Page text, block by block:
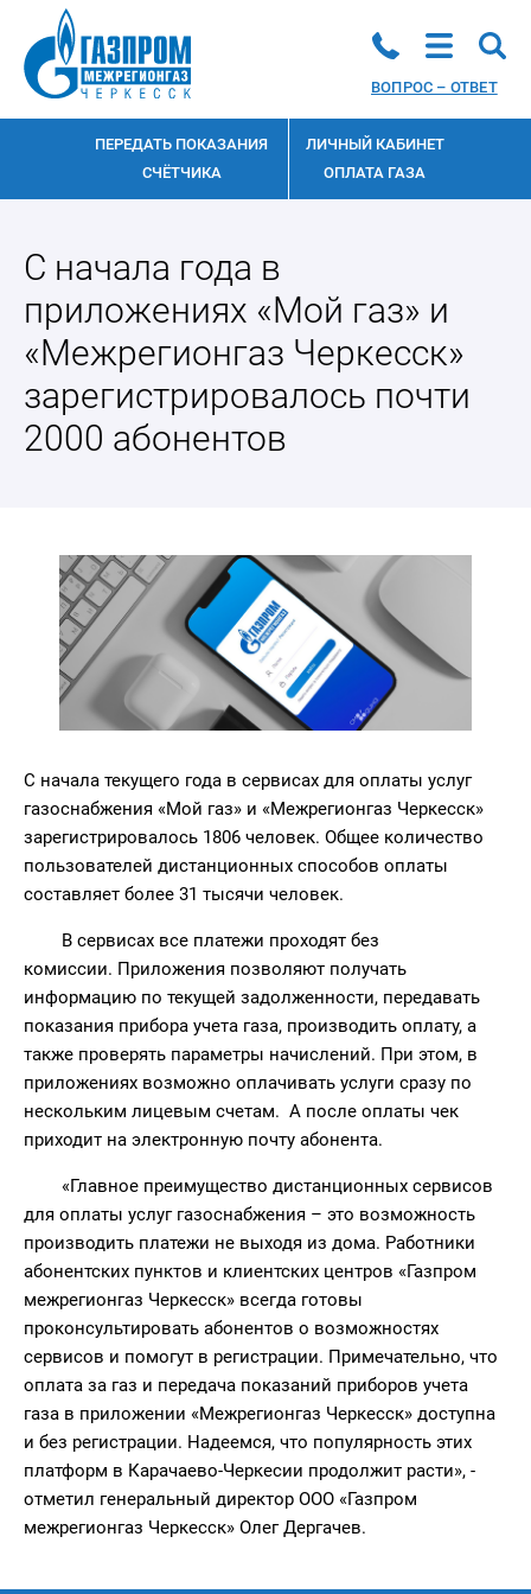
ВОПРОС – ОТВЕТ
ПЕРЕДАТЬ ПОКАЗАНИЯ
СЧЁТЧИКА
ЛИЧНЫЙ КАБИНЕТ
ОПЛАТА ГАЗА
С начала года в
приложениях «Мой газ» и
«Межрегионгаз Черкесск»
зарегистрировалось почти
2000 абонентов
С начала текущего года в сервисах для оплаты услуг
газоснабжения «Мой газ» и «Межрегионгаз Черкесск»
зарегистрировалось 1806 человек. Общее количество
пользователей дистанционных способов оплаты
составляет более 31 тысячи человек.
В сервисах все платежи проходят без
комиссии. Приложения позволяют получать
информацию по текущей задолженности, передавать
показания прибора учета газа, производить оплату, а
также проверять параметры начислений. При этом, в
приложениях возможно оплачивать услуги сразу по
нескольким лицевым счетам. А после оплаты чек
приходит на электронную почту абонента.
«Главное преимущество дистанционных сервисов
для оплаты услуг газоснабжения – это возможность
производить платежи не выходя из дома. Работники
абонентских пунктов и клиентских центров «Газпром
межрегионгаз Черкесск» всегда готовы
проконсультировать абонентов о возможностях
сервисов и помогут в регистрации. Примечательно, что
оплата за газ и передача показаний приборов учета
газа в приложении «Межрегионгаз Черкесск» доступна
и без регистрации. Надеемся, что популярность этих
платформ в Карачаево-Черкесии продолжит расти», -
отметил генеральный директор ООО «Газпром
межрегионгаз Черкесск» Олег Дергачев.